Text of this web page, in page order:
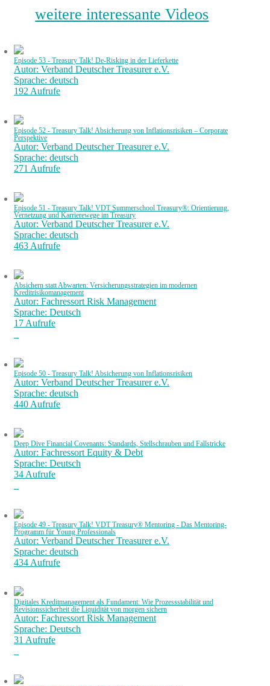
weitere interessante Videos
Episode 53 - Treasury Talk! De-Risking in der Lieferkette
Autor: Verband Deutscher Treasurer e.V.
Sprache: deutsch
192 Aufrufe
Episode 52 - Treasury Talk! Absicherung von Inflationsrisiken – Corporate
Perspektive
Autor: Verband Deutscher Treasurer e.V.
Sprache: deutsch
271 Aufrufe
Episode 51 - Treasury Talk! VDT Summerschool Treasury®: Orientierung,
Vernetzung und Karrierewege im Treasury
Autor: Verband Deutscher Treasurer e.V.
Sprache: deutsch
463 Aufrufe
Absichern statt Abwarten: Versicherungsstrategien im modernen
Kreditrisikomanagement
Autor: Fachressort Risk Management
Sprache: Deutsch
17 Aufrufe
Episode 50 - Treasury Talk! Absicherung von Inflationsrisiken
Autor: Verband Deutscher Treasurer e.V.
Sprache: deutsch
440 Aufrufe
Deep Dive Financial Covenants: Standards, Stellschrauben und Fallstricke
Autor: Fachressort Equity & Debt
Sprache: Deutsch
34 Aufrufe
Episode 49 - Treasury Talk! VDT Treasury® Mentoring - Das Mentoring-
Programm für Young Professionals
Autor: Verband Deutscher Treasurer e.V.
Sprache: deutsch
434 Aufrufe
Digitales Kreditmanagement als Fundament: Wie Prozessstabilität und
Revisionssicherheit die Liquidität von morgen sichern
Autor: Fachressort Risk Management
Sprache: Deutsch
31 Aufrufe